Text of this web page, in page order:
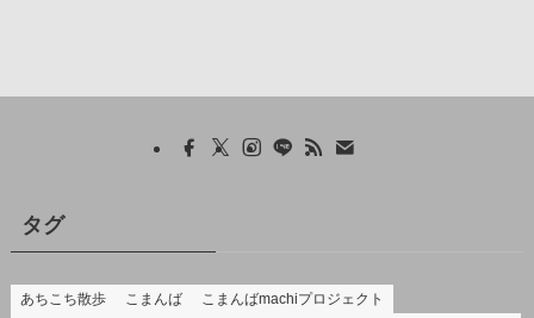
タグ
あちこち散歩 こまんば
こまんばmachiプロジェクト